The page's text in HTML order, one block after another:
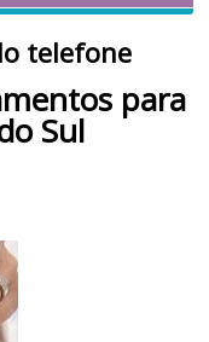
telefone
para
Sul